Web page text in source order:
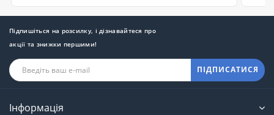
Підпишіться на розсилку, і дізнавайтеся про
акції та знижки першими!
ПІДПИСАТИСЯ
Інформація